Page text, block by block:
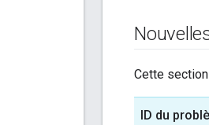
Cette
ID du